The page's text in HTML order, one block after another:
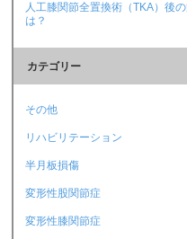
人工膝関節全置換術（TKA）後
は？
カテゴリー
その他
リハビリテーション
半月板損傷
変形性股関節症
変形性膝関節症